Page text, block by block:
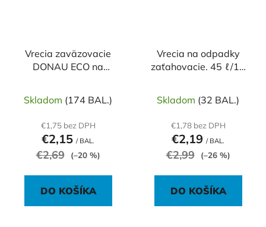
Vrecia zaväzovacie
DONAU ECO na
žlté
Skladom (174 BAL.)
€1,75 bez DPH
€2,15 / BAL.
€2,69 (–20 %)
DO KOŠÍKA
Vrecia na odpadky
zaťahovacie. 45 ℓ/10
Skladom (32 BAL.)
€1,78 bez DPH
€2,19 / BAL.
€2,99 (–26 %)
DO KOŠÍKA